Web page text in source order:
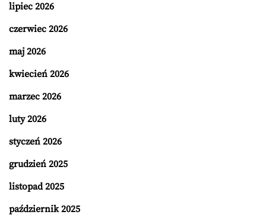
lipiec 2026
czerwiec 2026
maj 2026
kwiecień 2026
marzec 2026
luty 2026
styczeń 2026
grudzień 2025
listopad 2025
październik 2025